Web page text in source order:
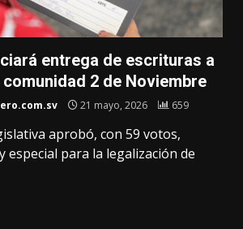
entrega de escrituras a
2 de Noviembre
21 mayo, 2026 659
aprobó, con 59 votos,
especial para la legalización de